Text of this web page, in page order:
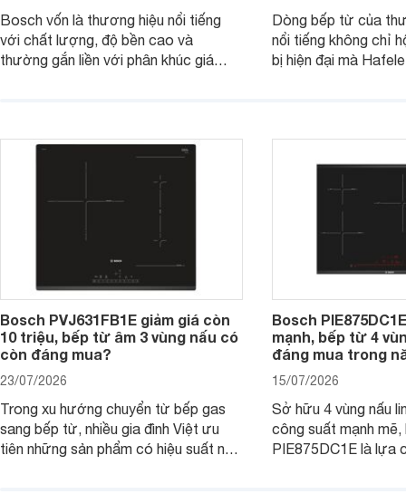
Bosch vốn là thương hiệu nổi tiếng
với chất lượng, độ bền cao và
thường gắn liền với phân khúc giá
đơn vị phân phối với mức giá khá dễ
tiếp cận, thu hút sự quan tâm của
Dòng bếp từ của
nổi tiếng không chỉ
bị hiện đại mà
gia đình.
Bosch PVJ631FB1E giảm giá còn
10 triệu, bếp từ âm 3 vùng nấu có
còn đáng mua?
23/07/2026
Trong xu hướng chuyển từ bếp gas
sang bếp từ, nhiều gia đình Việt ưu
tiên những sản phẩm có hiệu suất nấu
Bosch
mạnh, bếp từ 4
đáng mua trong
15/07/2026
Sở hữu 4 vùng nấu
công suất mạnh
PIE875DC1E là lựa